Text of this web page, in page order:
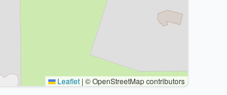
Leaflet | © OpenStreetMap contributors